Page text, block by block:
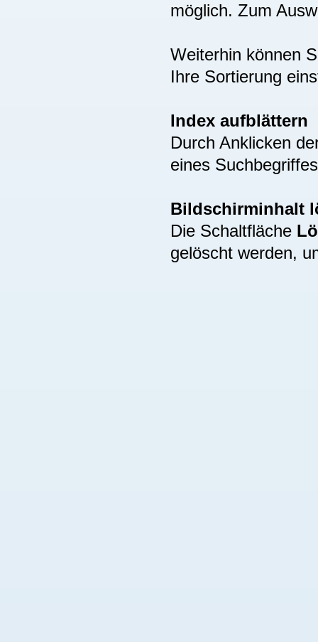
möglich. Zum
Weiterhin können
Ihre Sortierung
Index aufblättern
Durch Anklicken
eines
Bildschirminhalt
Die Schaltfläche
gelöscht werden,